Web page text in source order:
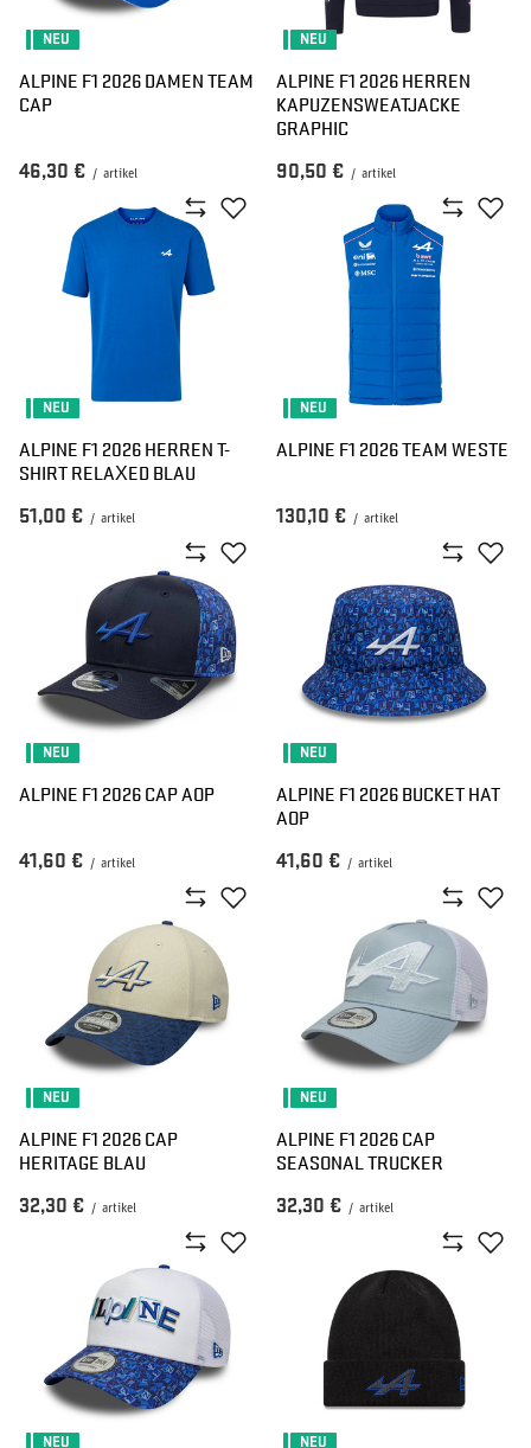
NEU
ALPINE F1 2026 DAMEN TEAM
CAP
46,30 € / artikel
NEU
ALPINE F1 2026 HERREN
KAPUZENSWEATJACKE
GRAPHIC
90,50 € / artikel
NEU
ALPINE F1 2026 HERREN T-
SHIRT RELAXED BLAU
51,00 € / artikel
NEU
ALPINE F1 2026 TEAM WESTE
130,10 € / artikel
NEU
ALPINE F1 2026 CAP AOP
41,60 € / artikel
NEU
ALPINE F1 2026 BUCKET HAT
AOP
41,60 € / artikel
NEU
ALPINE F1 2026 CAP
HERITAGE BLAU
32,30 € / artikel
NEU
ALPINE F1 2026 CAP
SEASONAL TRUCKER
32,30 € / artikel
NEU NEU